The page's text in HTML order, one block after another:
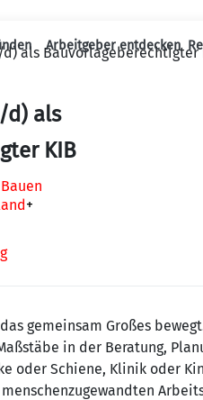
Haupt-Navigation
Arbeitgeber entdecken
als Bauvorlageberechtigter
d) als
KIB
+
gemeinsam Großes
in der Beratung,
oder Schiene, Klinik oder